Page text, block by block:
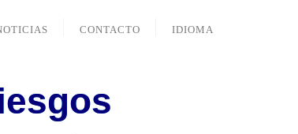
CONTACTO IDIOMA